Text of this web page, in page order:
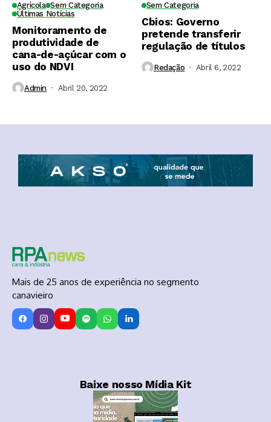
Agrícola Sem Categoria
Últimas Notícias
Monitoramento de
produtividade de
cana-de-açúcar com o
uso do NDVI
Admin Abril 20, 2022
Sem Categoria
Cbios: Governo
pretende transferir
regulação de títulos
Redação Abril 6, 2022
Mais de 25 anos de experiência no segmento
canavieiro
Baixe nosso Mídia Kit